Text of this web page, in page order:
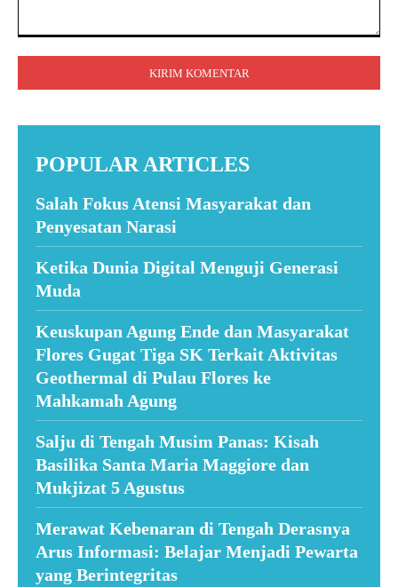
POPULAR ARTICLES
Salah Fokus Atensi Masyarakat dan
Penyesatan Narasi
Ketika Dunia Digital Menguji Generasi
Muda
Keuskupan Agung Ende dan Masyarakat
Flores Gugat Tiga SK Terkait Aktivitas
Geothermal di Pulau Flores ke
Mahkamah Agung
Salju di Tengah Musim Panas: Kisah
Basilika Santa Maria Maggiore dan
Mukjizat 5 Agustus
Merawat Kebenaran di Tengah Derasnya
Arus Informasi: Belajar Menjadi Pewarta
yang Berintegritas